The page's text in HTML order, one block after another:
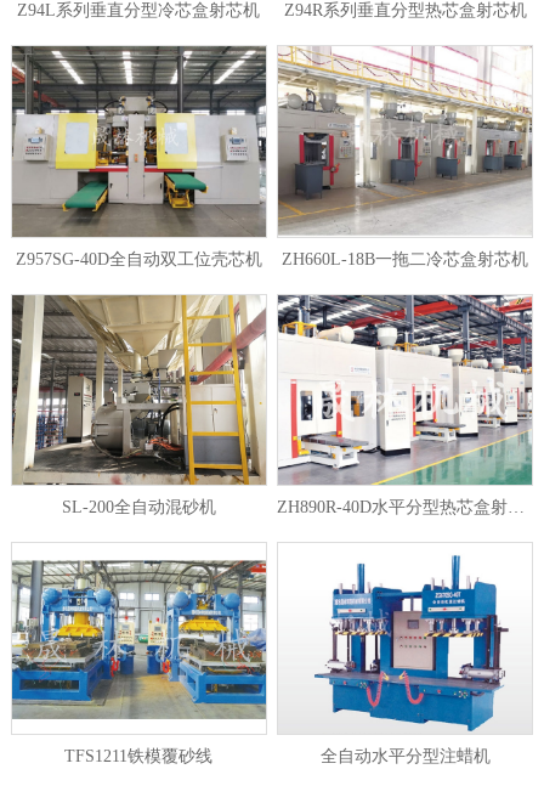
1
Z94L系列垂直分型冷芯盒射芯机 Z94R系列垂直分型热芯盒射芯机
Z957SG-40D全自动双工位壳芯机 ZH660L-18B一拖二冷芯盒射芯机
SL-200全自动混砂机 ZH890R-40D水平分型热芯盒射芯机
TFS1211铁模覆砂线 全自动水平分型注蜡机